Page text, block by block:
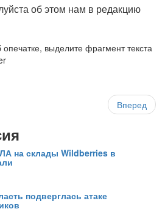
об этом нам в редакцию
выделите фрагмент текста
Вперед
на склады Wildberries в
подверглась атаке